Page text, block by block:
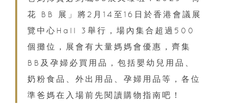
花 BB 展」將2月14至16日於香港會議展
覽中心Hall 3舉行，場內集合超過500
個攤位，展會有大量媽媽會優惠，齊集
BB及孕婦必買用品，包括嬰幼兒用品、
奶粉食品、外出用品、孕婦用品等，各位
準爸媽在入場前先閱讀購物指南吧！